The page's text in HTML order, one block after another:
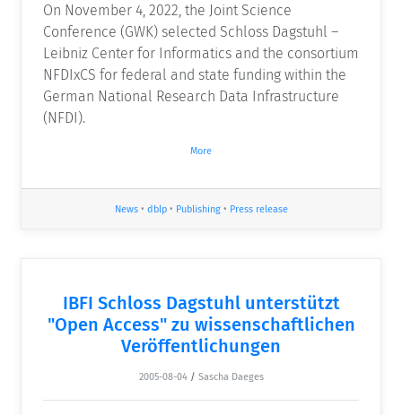
On November 4, 2022, the Joint Science
Conference (GWK) selected Schloss Dagstuhl –
Leibniz Center for Informatics and the consortium
NFDIxCS for federal and state funding within the
German National Research Data Infrastructure
(NFDI).
More
News• dblp• Publishing• Press release
IBFI Schloss Dagstuhl unterstützt
"Open Access" zu wissenschaftlichen
Veröffentlichungen
2005-08-04 / Sascha Daeges